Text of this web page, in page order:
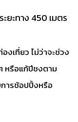
ยะทาง 450 เมตร
งเที่ยว ไม่ว่าจะช่วง
หรือแก้ปีชงตาม
ารช้อปปิ้งหรือ